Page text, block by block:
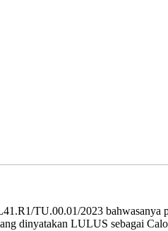
TU.00.01/2023
dinyatakan LULUS sebagai